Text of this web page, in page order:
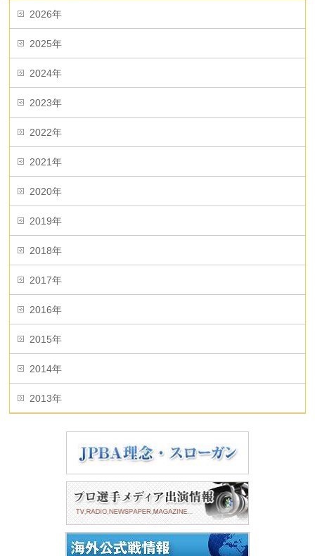
2026年
2025年
2024年
2023年
2022年
2021年
2020年
2019年
2018年
2017年
2016年
2015年
2014年
2013年